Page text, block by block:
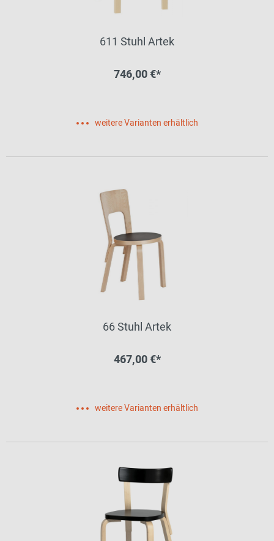
611 Stuhl Artek
746,00 €*
weitere Varianten erhältlich
66 Stuhl Artek
467,00 €*
weitere Varianten erhältlich